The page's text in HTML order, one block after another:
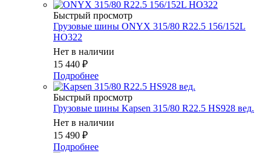
Быстрый просмотр
Грузовые шины ONYX 315/80 R22.5 156/152L
HO322
Нет в наличии
15 440 ₽
Подробнее
Быстрый просмотр
Грузовые шины Kapsen 315/80 R22.5 HS928 вед.
Нет в наличии
15 490 ₽
Подробнее